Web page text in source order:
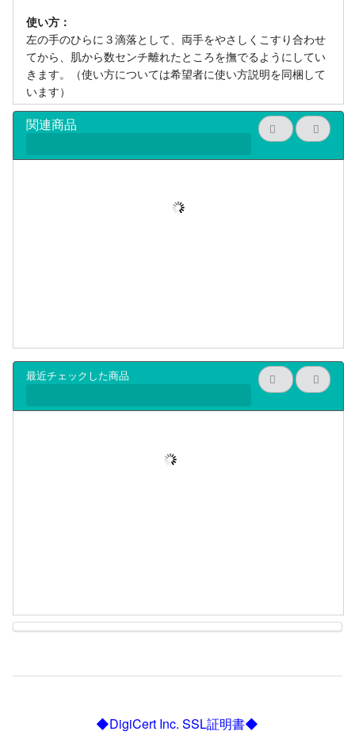
使い方：
左の手のひらに３滴落として、両手をやさしくこすり合わせ
てから、肌から数センチ離れたところを撫でるようにしてい
きます。（使い方については希望者に使い方説明を同梱して
います）
関連商品
最近チェックした商品
◆DigiCert Inc. SSL証明書◆